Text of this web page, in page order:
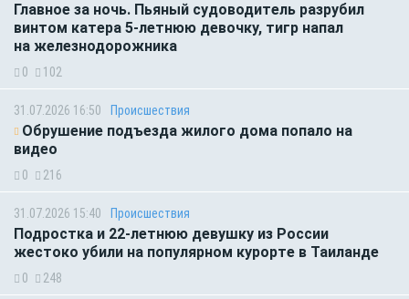
Главное за ночь. Пьяный судоводитель разрубил
винтом катера 5-летнюю девочку, тигр напал
на железнодорожника
0 102
31.07.2026 16:50 Происшествия
Обрушение подъезда жилого дома попало на
видео
0 216
31.07.2026 15:40 Происшествия
Подростка и 22-летнюю девушку из России
жестоко убили на популярном курорте в Таиланде
0 248